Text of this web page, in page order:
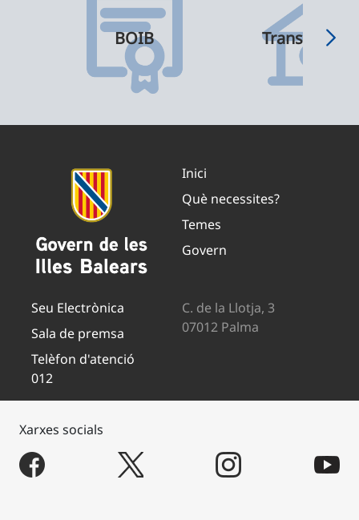
BOIB
Inici
Què necessites?
Temes
Govern
Seu Electrònica
Sala de premsa
Telèfon d'atenció
012
C. de la Llotja, 3
07012 Palma
Xarxes socials